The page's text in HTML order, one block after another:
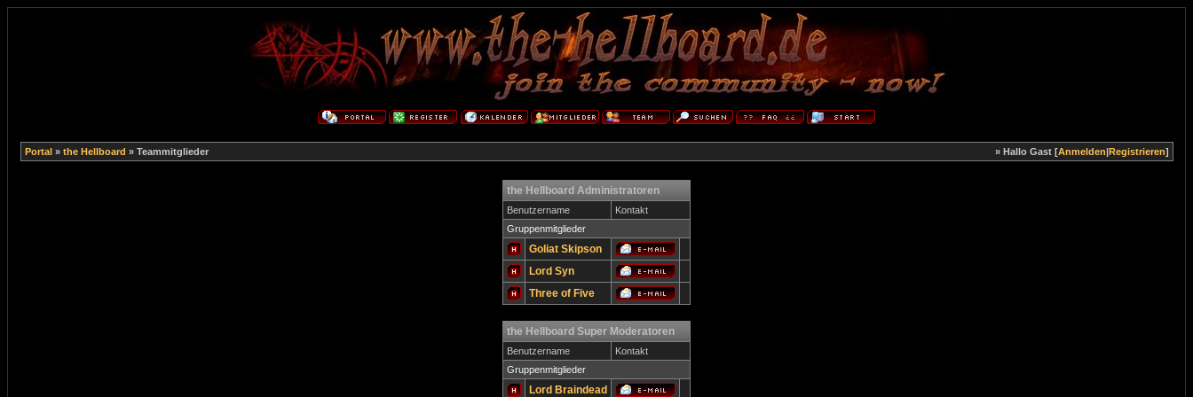
Portal» the Hellboard » Teammitglieder » Hallo Gast [Anmelden|Registrieren]
the Hellboard Administratoren
Benutzername
Kontakt
Gruppenmitglieder
Goliat Skipson
Lord Syn
Three of Five
the Hellboard Super Moderatoren
Benutzername
Kontakt
Gruppenmitglieder
Lord Braindead